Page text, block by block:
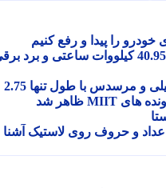
را پیدا و رفع کنیم
نیسان NX7 پلاگین هیبرید با باتری 40.95 کیلووات ساعتی و برد برقی
Smart #2؛ میکرو-برقی دو نفره جیلی و مرسدس با طول تنها 2.75
و حروف روی لاستیک آشنا